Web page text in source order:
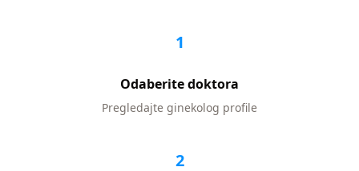
1
Odaberite doktora
Pregledajte ginekolog profile
2